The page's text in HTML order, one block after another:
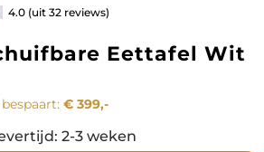
4.0 (uit 32 reviews)
Eettafel Wit
€ 399,-
2-3 weken